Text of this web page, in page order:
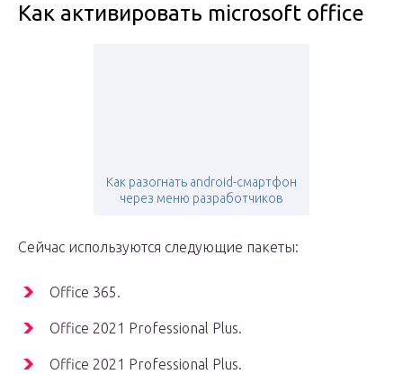
Как активировать microsoft office
Как разогнать android-смартфон
через меню разработчиков
Сейчас используются следующие пакеты:
Office 365.
Office 2021 Professional Plus.
Office 2021 Professional Plus.